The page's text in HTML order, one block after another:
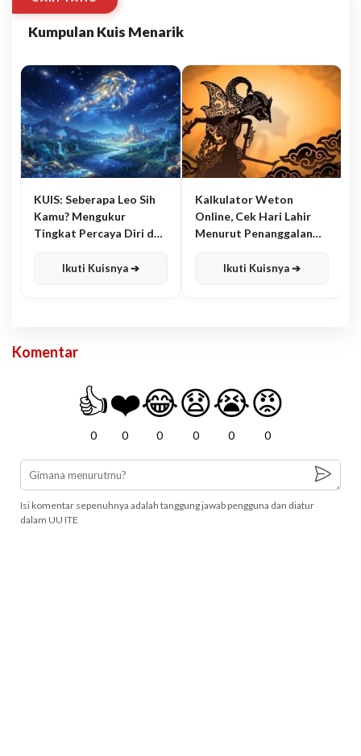
Kumpulan Kuis Menarik
KUIS: Seberapa Leo Sih
Kamu? Mengukur
Tingkat Percaya Diri dan
Ikuti Kuisnya ➔
Kalkulator Weton
Online, Cek Hari Lahir
Menurut Penanggalan
Ikuti Kuisnya ➔
Komentar
👍
0
❤️
0
😂
0
😧
0
😭
0
😡
0
Isi komentar sepenuhnya adalah tanggung jawab pengguna dan diatur
dalam UU ITE